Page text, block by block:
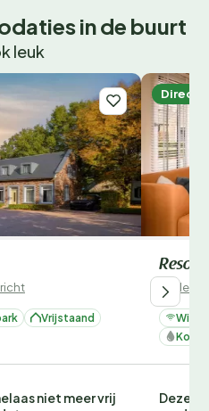
in de buurt
leuk
Vrijstaand
niet meer vrij
Direct
Resort
Wifi
Deze